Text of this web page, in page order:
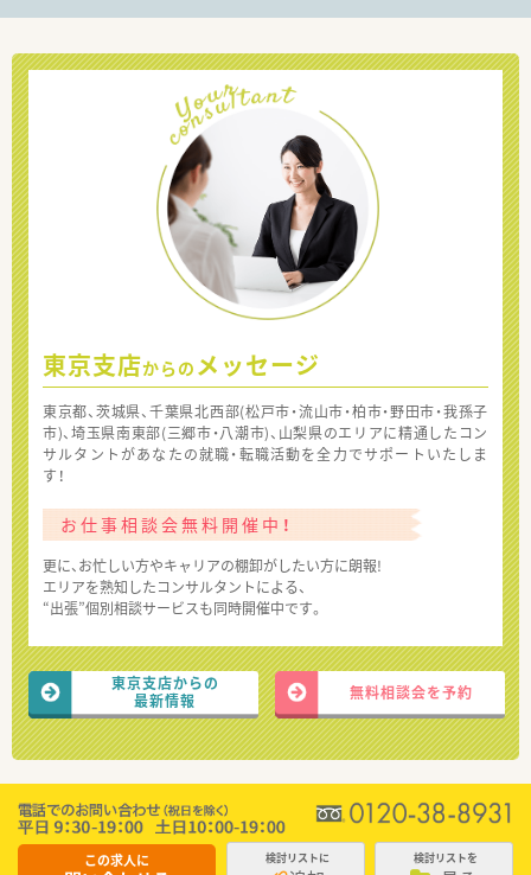
東京支店からの メッセージ
東京都、茨城県、千葉県北西部(松戸市・流山市・柏市・野田市・我孫子
市)、埼玉県南東部(三郷市・八潮市)、山梨県のエリアに精通したコン
サルタントがあなたの就職・転職活動を全力でサポートいたしま
す！
お仕事相談会無料開催中！
更に、お忙しい方やキャリアの棚卸がしたい方に朗報!
エリアを熟知したコンサルタントによる、
“出張”個別相談サービスも同時開催中です。
東京支店からの
最新情報
無料相談会を予約
この求人に 検討リストに 検討リストを